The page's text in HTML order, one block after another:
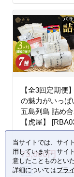
【全3回定期便
の魅力がいっぱ
五島列島 詰め
【虎屋】
73,000円
当サイトでは、サイ
用しています。サイ
意したことものとい
詳細についてはプラ